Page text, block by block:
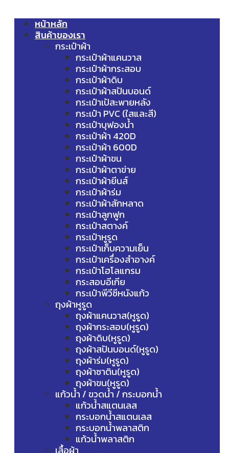
หน้าหลัก
สินค้าของเรา
กระเป๋าผ้า
กระเป๋าผ้าแคนวาส
กระเป๋าผ้ากระสอบ
กระเป๋าผ้าดิบ
กระเป๋าผ้าสปันบอนด์
กระเป๋าเป้สะพายหลัง
กระเป๋า PVC (ใสและสี)
กระเป๋าบุฟองน้ำ
กระเป๋าผ้า 420D
กระเป๋าผ้า 600D
กระเป๋าผ้าขน
กระเป๋าผ้าตาข่าย
กระเป๋าผ้ายีนส์
กระเป๋าผ้าร่ม
กระเป๋าผ้าสักหลาด
กระเป๋าลูกฟูก
กระเป๋าสตางค์
กระเป๋าหูรูด
กระเป๋าเก็บความเย็น
กระเป๋าเครื่องสำอางค์
กระเป๋าโฮโลแกรม
กระสอบอีเกีย
กระเป๋าพีวีซีหนังแก้ว
ถุงผ้าหูรูด
ถุงผ้าแคนวาส(หูรูด)
ถุงผ้ากระสอบ(หูรูด)
ถุงผ้าดิบ(หูรูด)
ถุงผ้าสปันบอนด์(หูรูด)
ถุงผ้าร่ม(หูรูด)
ถุงผ้าซาติน(หูรูด)
ถุงผ้าขน(หูรูด)
แก้วน้ำ / ขวดน้ำ / กระบอกน้ำ
แก้วน้ำสแตนเลส
กระบอกน้ำสแตนเลส
กระบอกน้ำพลาสติก
แก้วน้ำพลาสติก
เสื้อผ้า